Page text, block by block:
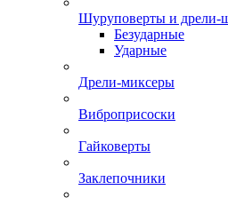
Шуруповерты и дрели-
Безударные
Ударные
Дрели-миксеры
Виброприсоски
Гайковерты
Заклепочники